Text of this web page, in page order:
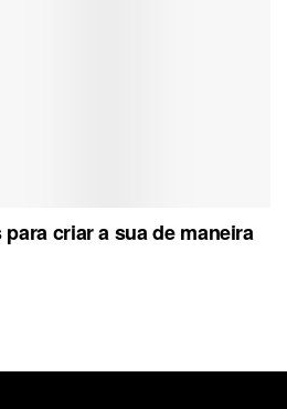
criar a sua de maneira